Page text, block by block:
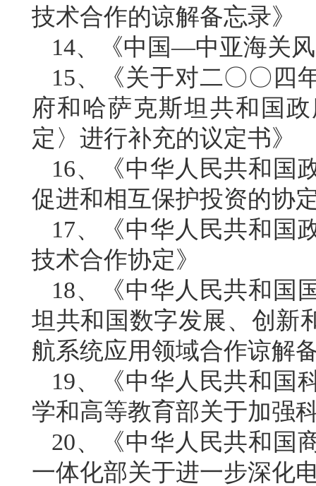
技术合作的谅解备忘录》
14、《中国—中亚海关
15、《关于对二〇〇四
府和哈萨克斯坦共和国
定〉进行补充的议定书》
16、《中华人民共和国
促进和相互保护投资的协
17、《中华人民共和国
技术合作协定》
18、《中华人民共和国
坦共和国数字发展、创新
航系统应用领域合作谅解
19、《中华人民共和国
学和高等教育部关于加强
20、《中华人民共和国
一体化部关于进一步深化